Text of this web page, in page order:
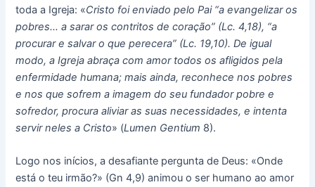
toda a Igreja: «Cristo foi enviado pelo Pai “a evangelizar os
pobres… a sarar os contritos de coração” (Lc. 4,18), “a
procurar e salvar o que perecera” (Lc. 19,10). De igual
modo, a Igreja abraça com amor todos os afligidos pela
enfermidade humana; mais ainda, reconhece nos pobres
e nos que sofrem a imagem do seu fundador pobre e
sofredor, procura aliviar as suas necessidades, e intenta
servir neles a Cristo» (Lumen Gentium 8).
Logo nos inícios, a desafiante pergunta de Deus: «Onde
está o teu irmão?» (Gn 4,9) animou o ser humano ao amor